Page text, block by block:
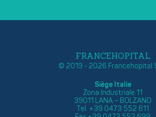
FRANCEHOPITAL
© 2019 - 2026 Francehopital
Siège Italie
Zona Industriale 11
39011 LANA – BOLZANO
Tel. +39 0473 552 611